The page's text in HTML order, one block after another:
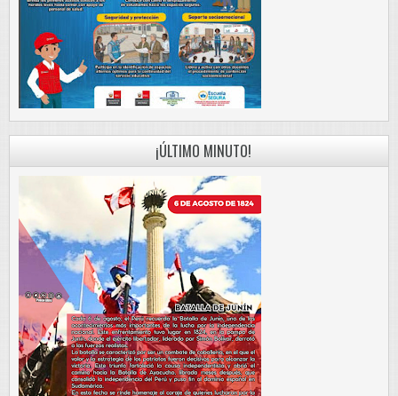
¡ÚLTIMO MINUTO!